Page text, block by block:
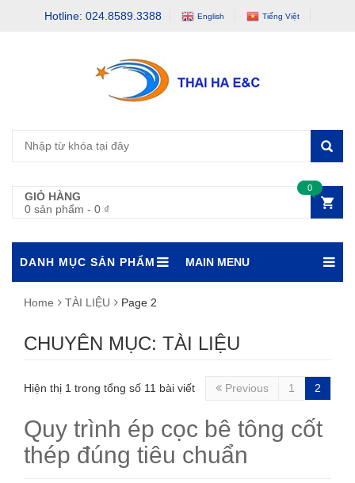
Hotline: 024.8589.3388 English Tiếng Việt
GIỎ HÀNG
0 sản phẩm - 0 ₫
0
DANH MỤC SẢN PHẨM MAIN MENU
Home TÀI LIỆU Page 2
CHUYÊN MỤC: TÀI LIỆU
Hiện thị 1 trong tổng số 11 bài viết Previous 1 2
Quy trình ép cọc bê tông cốt
thép đúng tiêu chuẩn